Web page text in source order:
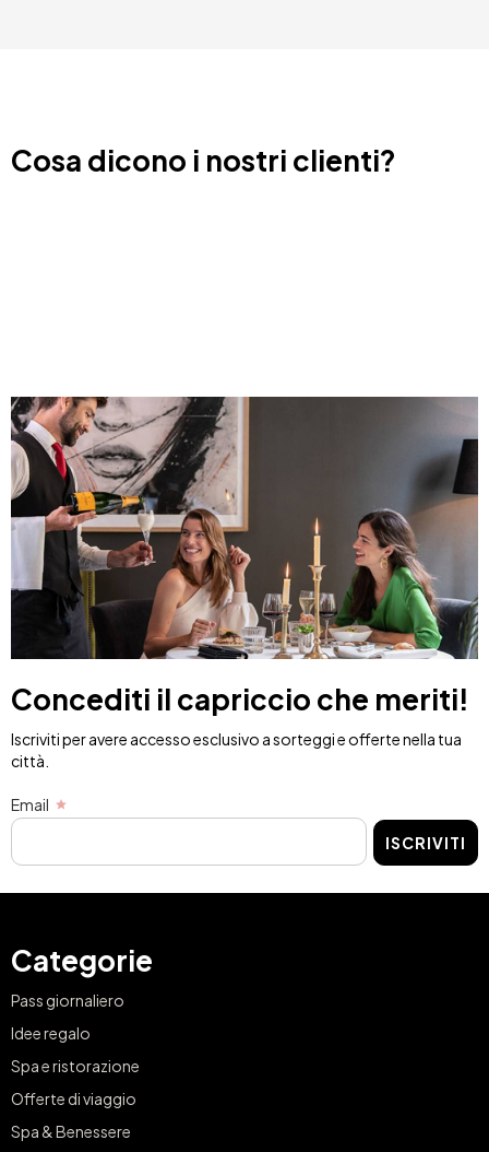
Cosa dicono i nostri clienti?
Concediti il capriccio che meriti!
Iscriviti per avere accesso esclusivo a sorteggi e offerte nella tua
città.
Email
ISCRIVITI
Categorie
Pass giornaliero
Idee regalo
Spa e ristorazione
Offerte di viaggio
Spa & Benessere